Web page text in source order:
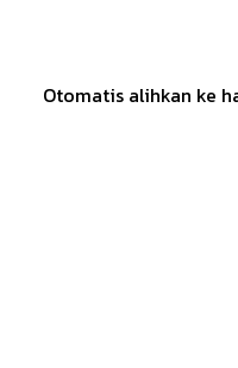
Otomatis alihkan ke